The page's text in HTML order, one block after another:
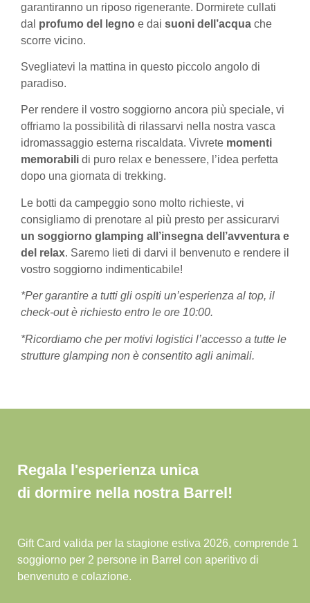
garantiranno un riposo rigenerante. Dormirete cullati
dal profumo del legno e dai suoni dell’acqua che
scorre vicino.
Svegliatevi la mattina in questo piccolo angolo di
paradiso.
Per rendere il vostro soggiorno ancora più speciale, vi
offriamo la possibilità di rilassarvi nella nostra vasca
idromassaggio esterna riscaldata. Vivrete momenti
memorabili di puro relax e benessere, l’idea perfetta
dopo una giornata di trekking.
Le botti da campeggio sono molto richieste, vi
consigliamo di prenotare al più presto per assicurarvi
un soggiorno glamping all’insegna dell’avventura e
del relax. Saremo lieti di darvi il benvenuto e rendere il
vostro soggiorno indimenticabile!
*Per garantire a tutti gli ospiti un’esperienza al top, il
check-out è richiesto entro le ore 10:00.
*Ricordiamo che per motivi logistici l’accesso a tutte le
strutture glamping non è consentito agli animali.
Regala l'esperienza unica
di dormire nella nostra Barrel!
Gift Card valida per la stagione estiva 2026, comprende 1
soggiorno per 2 persone in Barrel con aperitivo di
benvenuto e colazione.